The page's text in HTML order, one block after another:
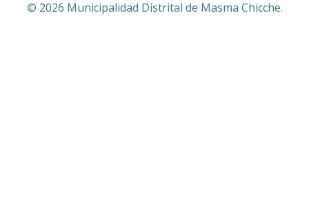
© 2026 Municipalidad Distrital de Masma Chicche.